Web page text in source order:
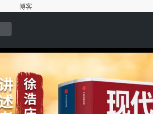
博客